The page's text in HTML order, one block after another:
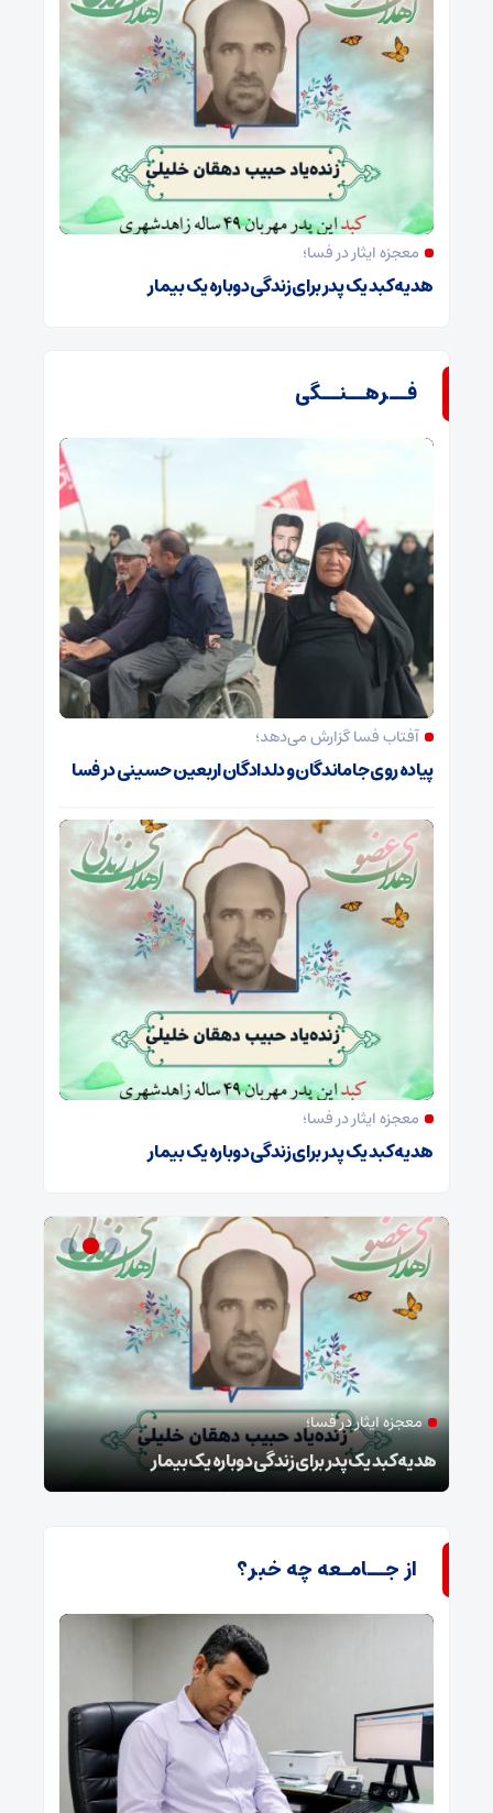
معجزه ایثار در فسا؛
هدیه کبد یک پدر برای زندگی دوباره یک بیمار
فــرهــنــگی
آفتاب فسا گزارش می‌دهد؛
پیاده روی جاماندگان و دلدادگان اربعین حسینی در فسا
معجزه ایثار در فسا؛
هدیه کبد یک پدر برای زندگی دوباره یک بیمار
معجزه ایثار در فسا؛
هدیه کبد یک پدر برای زندگی دوباره یک بیمار
از جــامـعه چه خبر؟